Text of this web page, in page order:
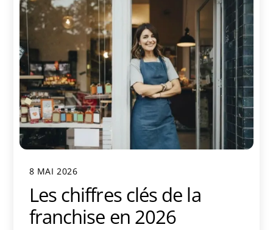
8 MAI 2026
Les chiffres clés de la
franchise en 2026